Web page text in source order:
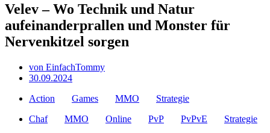
Velev – Wo Technik und Natur
aufeinanderprallen und Monster für
Nervenkitzel sorgen
von EinfachTommy
30.09.2024
Action
Games MMO
Strategie
Chaf
MMO Online PvP PvPvE
Strategie